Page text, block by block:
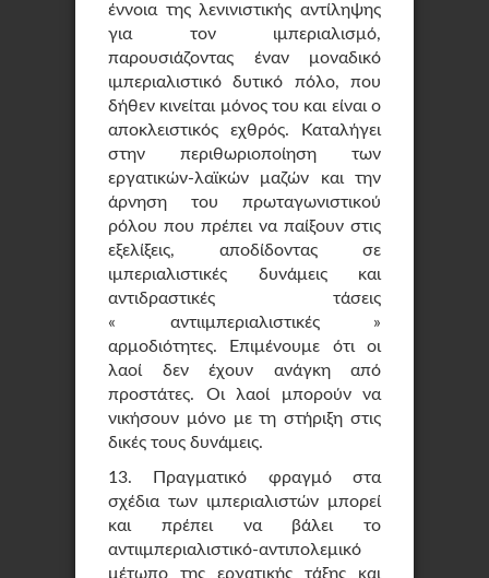
έννοια της λενινιστικής αντίληψης
για τον ιμπεριαλισμό,
παρουσιάζοντας έναν μοναδικό
ιμπεριαλιστικό δυτικό πόλο, που
δήθεν κινείται μόνος του και είναι ο
αποκλειστικός εχθρός. Καταλήγει
στην περιθωριοποίηση των
εργατικών-λαϊκών μαζών και την
άρνηση του πρωταγωνιστικού
ρόλου που πρέπει να παίξουν στις
εξελίξεις, αποδίδοντας σε
ιμπεριαλιστικές δυνάμεις και
αντιδραστικές τάσεις
« αντιιμπεριαλιστικές »
αρμοδιότητες. Επιμένουμε ότι οι
λαοί δεν έχουν ανάγκη από
προστάτες. Οι λαοί μπορούν να
νικήσουν μόνο με τη στήριξη στις
δικές τους δυνάμεις.
13. Πραγματικό φραγμό στα
σχέδια των ιμπεριαλιστών μπορεί
και πρέπει να βάλει το
αντιιμπεριαλιστικό-αντιπολεμικό
μέτωπο της εργατικής τάξης και